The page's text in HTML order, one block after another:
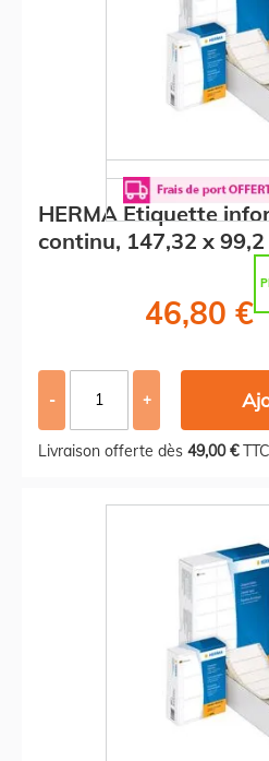
HERMA Etiquette
continu, 147,32 x
46,80 €
- +
Livraison offerte dès 49,00 €